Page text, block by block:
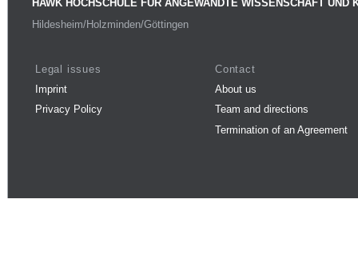
HAWK HOCHSCHULE FÜR ANGEWANDTE WISSENSCHAFT UND
Hildesheim/Holzminden/Göttingen
Legal issues
Imprint
Privacy Policy
Contact
About us
Team and directions
Termination of an Agreement